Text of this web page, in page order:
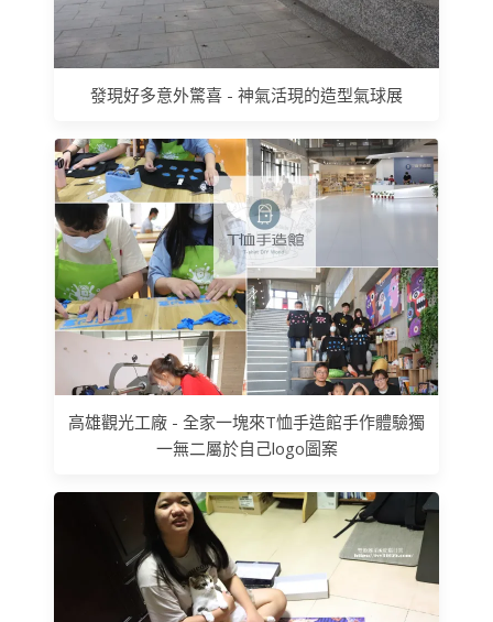
發現好多意外驚喜 - 神氣活現的造型氣球展
高雄觀光工廠 - 全家一塊來T恤手造館手作體驗獨
一無二屬於自己logo圖案